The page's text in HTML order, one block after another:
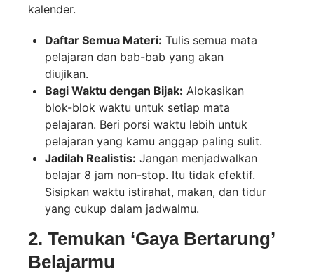
kalender.
Daftar Semua Materi: Tulis semua mata
pelajaran dan bab-bab yang akan
diujikan.
Bagi Waktu dengan Bijak: Alokasikan
blok-blok waktu untuk setiap mata
pelajaran. Beri porsi waktu lebih untuk
pelajaran yang kamu anggap paling sulit.
Jadilah Realistis: Jangan menjadwalkan
belajar 8 jam non-stop. Itu tidak efektif.
Sisipkan waktu istirahat, makan, dan tidur
yang cukup dalam jadwalmu.
2. Temukan ‘Gaya Bertarung’
Belajarmu